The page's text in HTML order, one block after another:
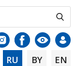
RU BY EN